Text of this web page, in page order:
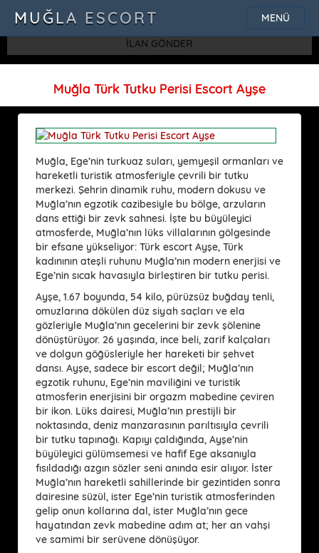
SQLSTATE[42000]: Syntax error or access violation: 1115 Unknown
character set: 'uf8'
MENÜ
MUĞLA ESCORT
İLAN GÖNDER
Muğla Türk Tutku Perisi Escort Ayşe
Muğla, Ege’nin turkuaz suları, yemyeşil ormanları ve
hareketli turistik atmosferiyle çevrili bir tutku
merkezi. Şehrin dinamik ruhu, modern dokusu ve
Muğla’nın egzotik cazibesiyle bu bölge, arzuların
dans ettiği bir zevk sahnesi. İşte bu büyüleyici
atmosferde, Muğla’nın lüks villalarının gölgesinde
bir efsane yükseliyor: Türk escort Ayşe, Türk
kadınının ateşli ruhunu Muğla’nın modern enerjisi ve
Ege’nin sıcak havasıyla birleştiren bir tutku perisi.
Ayşe, 1.67 boyunda, 54 kilo, pürüzsüz buğday tenli,
omuzlarına dökülen düz siyah saçları ve ela
gözleriyle Muğla’nın gecelerini bir zevk şölenine
dönüştürüyor. 26 yaşında, ince beli, zarif kalçaları
ve dolgun göğüsleriyle her hareketi bir şehvet
dansı. Ayşe, sadece bir escort değil; Muğla’nın
egzotik ruhunu, Ege’nin maviliğini ve turistik
atmosferin enerjisini bir orgazm mabedine çeviren
bir ikon. Lüks dairesi, Muğla’nın prestijli bir
noktasında, deniz manzarasının parıltısıyla çevrili
bir tutku tapınağı. Kapıyı çaldığında, Ayşe’nin
büyüleyici gülümsemesi ve hafif Ege aksanıyla
fısıldadığı azgın sözler seni anında esir alıyor. İster
Muğla’nın hareketli sahillerinde bir gezintiden sonra
dairesine süzül, ister Ege’nin turistik atmosferinden
gelip onun kollarına dal, ister Muğla’nın gece
hayatından zevk mabedine adım at; her an vahşi
ve samimi bir serüvene dönüşüyor.